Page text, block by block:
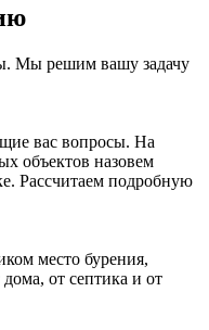
Мы решим вашу задачу
вас вопросы. На
объектов назовем
Рассчитаем подробную
место бурения,
от септика и от